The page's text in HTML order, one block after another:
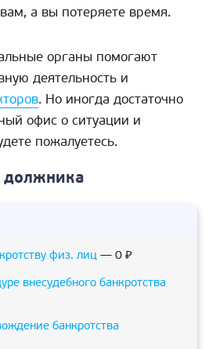
а вы потеряете время.
органы помогают
деятельность и
. Но иногда достаточно
офис о ситуации и
пожалуетесь.
должника
физ. лиц — 0 ₽
внесудебного банкротства
банкротства